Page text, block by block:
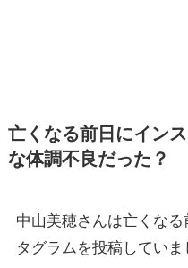
亡くなる前日にイン
な体調不良だった？
中山美穂さんは亡くな
タグラムを投稿していま